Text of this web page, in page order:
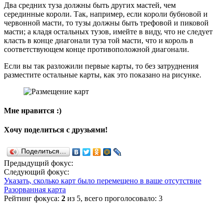
Два средних туза должны быть других мастей, чем
серединные короли. Так, например, если короли бубновой и
червонной масти, то тузы должны быть трефовой и пиковой
масти; а кладя остальных тузов, имейте в виду, что не следует
класть в конце диагонали туза той масти, что и король в
соответствующем конце противоположной диагонали.
Если вы так разложили первые карты, то без затруднения
разместите остальные карты, как это показано на рисунке.
Мне нравится :)
Хочу поделиться с друзьями!
Поделиться…
Предыдущий фокус:
Следующий фокус:
Указать, сколько карт было перемещено в ваше отсутствие
Разорванная карта
Рейтинг фокуса: 2 из 5, всего проголосовало: 3